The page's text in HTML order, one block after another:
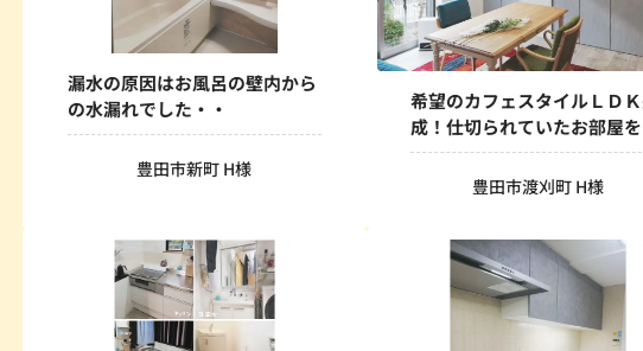
漏水の原因はお風呂の壁内から
の水漏れでした・・
豊田市新町 H様
希望のカフェスタイルＬＤ
成！仕切られていたお部屋
つの空間に♪
豊田市渡刈町 H様